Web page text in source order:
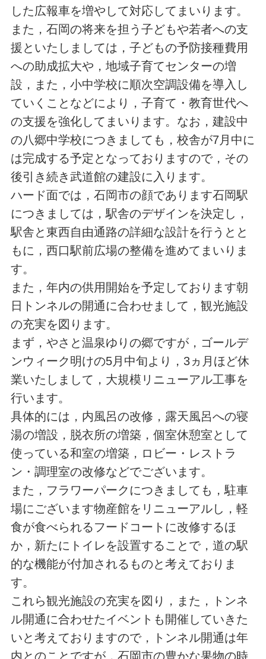
した広報車を増やして対応してまいります。
また，石岡の将来を担う子どもや若者への支
援といたしましては，子どもの予防接種費用
への助成拡大や，地域子育てセンターの増
設，また，小中学校に順次空調設備を導入し
ていくことなどにより，子育て・教育世代へ
の支援を強化してまいります。なお，建設中
の八郷中学校につきましても，校舎が7月中に
は完成する予定となっておりますので，その
後引き続き武道館の建設に入ります。
ハード面では，石岡市の顔であります石岡駅
につきましては，駅舎のデザインを決定し，
駅舎と東西自由通路の詳細な設計を行うとと
もに，西口駅前広場の整備を進めてまいりま
す。
また，年内の供用開始を予定しております朝
日トンネルの開通に合わせまして，観光施設
の充実を図ります。
まず，やさと温泉ゆりの郷ですが，ゴールデ
ンウィーク明けの5月中旬より，3ヵ月ほど休
業いたしまして，大規模リニューアル工事を
行います。
具体的には，内風呂の改修，露天風呂への寝
湯の増設，脱衣所の増築，個室休憩室として
使っている和室の増築，ロビー・レストラ
ン・調理室の改修などでございます。
また，フラワーパークにつきましても，駐車
場にございます物産館をリニューアルし，軽
食が食べられるフードコートに改修するほ
か，新たにトイレを設置することで，道の駅
的な機能が付加されるものと考えておりま
す。
これら観光施設の充実を図り，また，トンネ
ル開通に合わせたイベントも開催していきた
いと考えておりますので，トンネル開通は年
内とのことですが，石岡市の豊かな果物の時